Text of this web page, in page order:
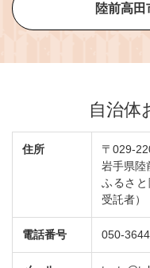
陸前高
自治体
住所
〒029-
岩手県陸
ふるさ
受託者）
電話番号 050-